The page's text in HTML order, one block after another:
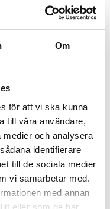
Om
för att vi ska kunna
till våra användare,
medier och analysera
identifierare
till de sociala medier
vi samarbetar med.
med annan
eller som de har
mer
dig för vårt